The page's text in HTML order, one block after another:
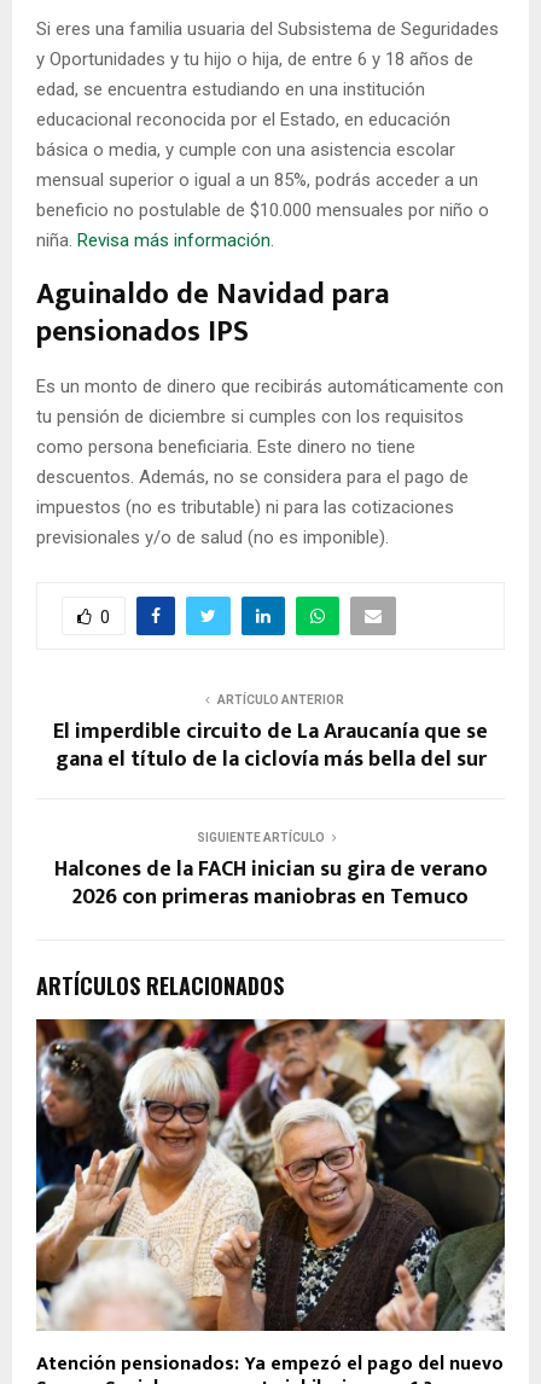
Si eres una familia usuaria del Subsistema de Seguridades
y Oportunidades y tu hijo o hija, de entre 6 y 18 años de
edad, se encuentra estudiando en una institución
educacional reconocida por el Estado, en educación
básica o media, y cumple con una asistencia escolar
mensual superior o igual a un 85%, podrás acceder a un
beneficio no postulable de $10.000 mensuales por niño o
niña. Revisa más información.
Aguinaldo de Navidad para
pensionados IPS
Es un monto de dinero que recibirás automáticamente con
tu pensión de diciembre si cumples con los requisitos
como persona beneficiaria. Este dinero no tiene
descuentos. Además, no se considera para el pago de
impuestos (no es tributable) ni para las cotizaciones
previsionales y/o de salud (no es imponible).
0
ARTÍCULO ANTERIOR
El imperdible circuito de La Araucanía que se
gana el título de la ciclovía más bella del sur
SIGUIENTE ARTÍCULO
Halcones de la FACH inician su gira de verano
2026 con primeras maniobras en Temuco
ARTÍCULOS RELACIONADOS
Atención pensionados: Ya empezó el pago del nuevo